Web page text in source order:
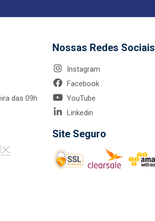
das 09h
Nossas Redes Sociais
Instagram
Facebook
YouTube
Linkedin
Site Seguro